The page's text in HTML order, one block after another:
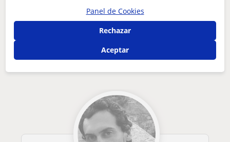
Piano
Cantabria
se ofrecen clases de piano y lenguaje musical
Otros profesores de Piano en Cantabria
que pueden interesarte
Panel de Cookies
Rechazar
Aceptar